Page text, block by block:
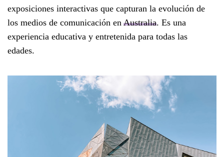
exposiciones interactivas que capturan la evolución de
los medios de comunicación en Australia. Es una
experiencia educativa y entretenida para todas las
edades.